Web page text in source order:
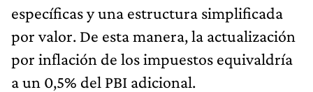
específicas y una estructura simplificada
por valor. De esta manera, la actualización
por inflación de los impuestos equivaldría
a un 0,5% del PBI adicional.